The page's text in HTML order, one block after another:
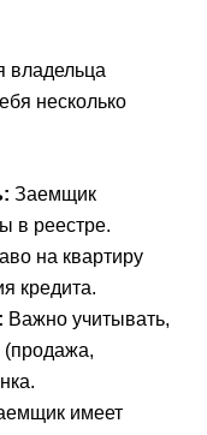
владельца
несколько
Заемщик
в реестре.
на квартиру
кредита.
Важно учитывать,
(продажа,
имеет